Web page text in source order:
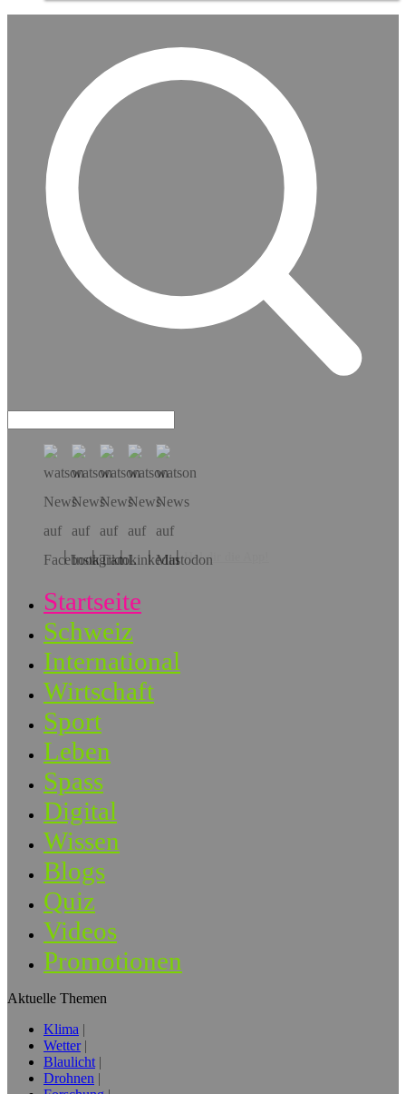
Hol dir die App!
Startseite
Schweiz
International
Wirtschaft
Sport
Leben
Spass
Digital
Wissen
Blogs
Quiz
Videos
Promotionen
Aktuelle Themen
Klima
Wetter
Blaulicht
Drohnen